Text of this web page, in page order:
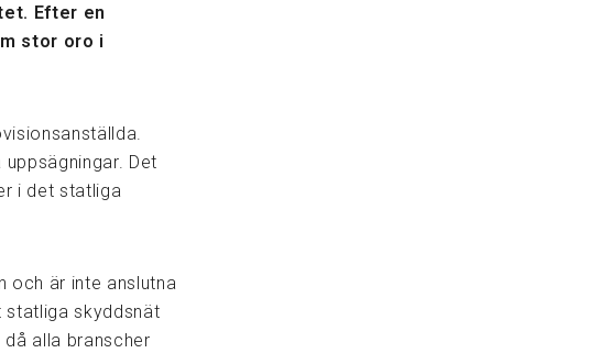
Efter en
stor oro i
Det
i det statliga
och är inte anslutna
statliga skyddsnät
alla branscher